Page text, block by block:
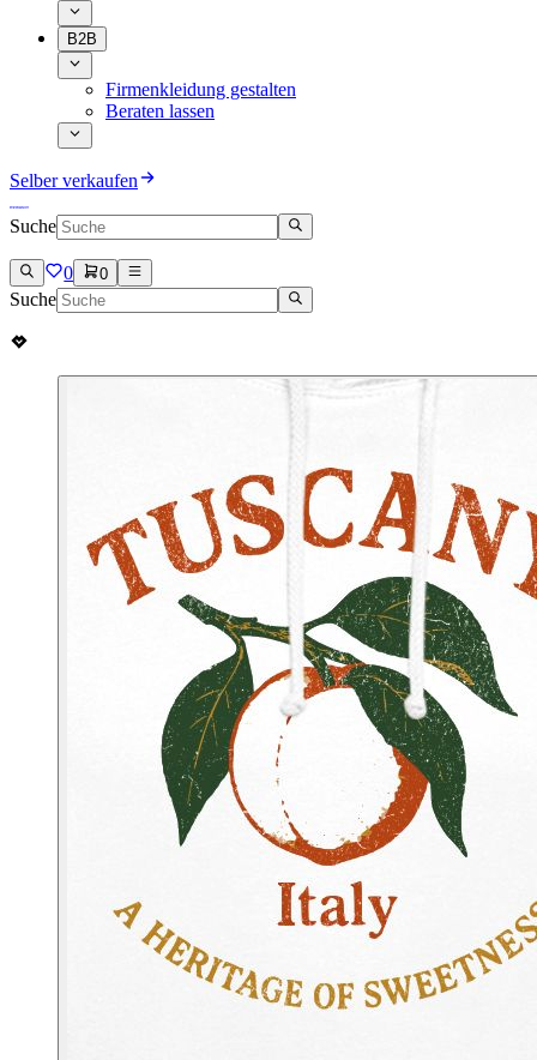
B2B
Firmenkleidung gestalten
Beraten lassen
Selber verkaufen
Suche
0 0
Suche